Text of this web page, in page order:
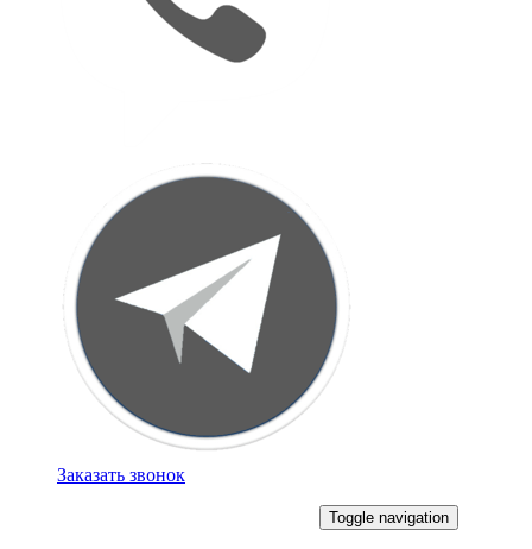
Заказать звонок
Toggle navigation